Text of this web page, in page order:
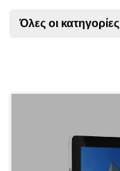
Όλες οι κατηγορίες